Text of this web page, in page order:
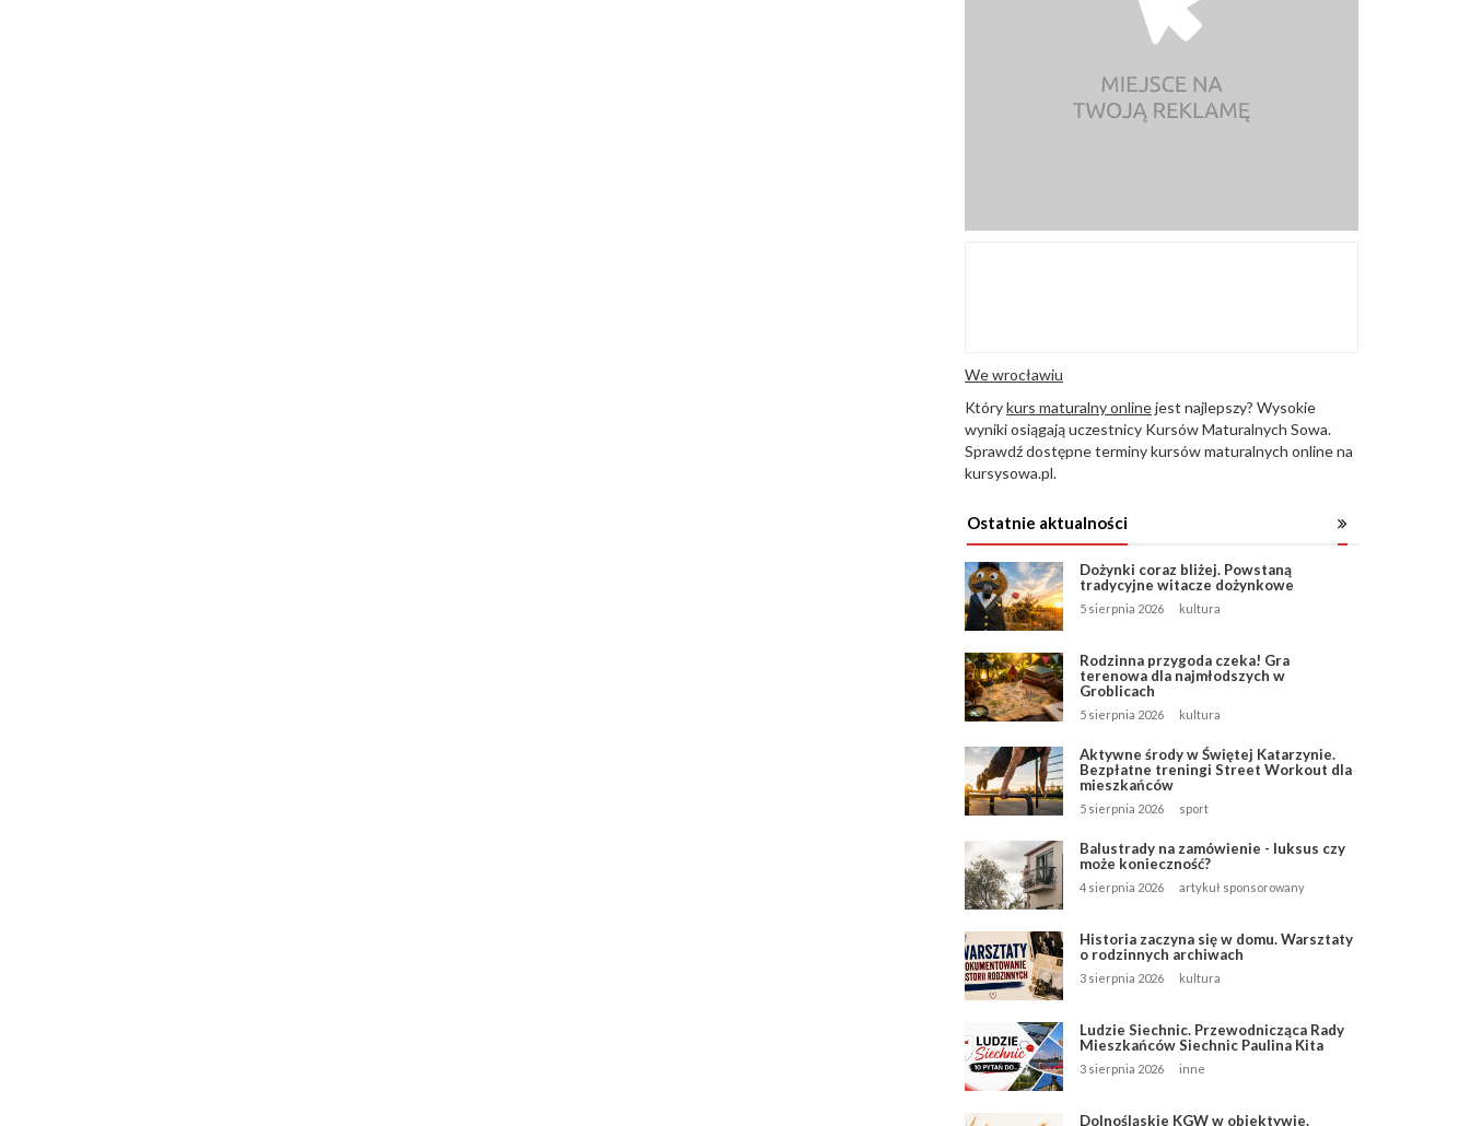
We wrocławiu
Którykurs maturalny onlinejest najlepszy? Wysokie
wyniki osiągają uczestnicy Kursów Maturalnych Sowa.
Sprawdź dostępne terminy kursów maturalnych online na
kursysowa.pl.
Ostatnie aktualności
Dożynki coraz bliżej. Powstaną
tradycyjne witacze dożynkowe
5 sierpnia 2026 kultura
Rodzinna przygoda czeka! Gra
terenowa dla najmłodszych w
Groblicach
5 sierpnia 2026 kultura
Aktywne środy w Świętej Katarzynie.
Bezpłatne treningi Street Workout dla
mieszkańców
5 sierpnia 2026 sport
Balustrady na zamówienie - luksus czy
może konieczność?
4 sierpnia 2026 artykuł sponsorowany
Historia zaczyna się w domu. Warsztaty
o rodzinnych archiwach
3 sierpnia 2026 kultura
Ludzie Siechnic. Przewodnicząca Rady
Mieszkańców Siechnic Paulina Kita
3 sierpnia 2026 inne
Dolnośląskie KGW w obiektywie.